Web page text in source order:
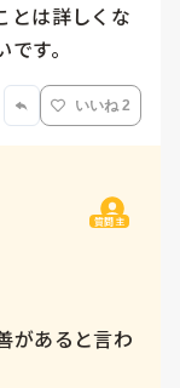
とは詳しくな
す。
いいね 2
質問主
があると言わ